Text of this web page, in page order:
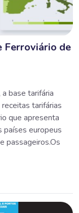
Ferroviário de
base tarifária
tarifárias
que apresenta
países europeus
passageiros.Os